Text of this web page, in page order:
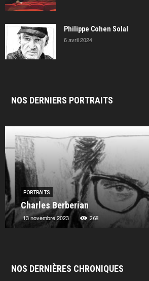
Philippe Cohen Solal
6 avril 2024
NOS DERNIERS PORTRAITS
PORTRAITS
Charles Berberian
13 novembre 2023 268
NOS DERNIÈRES CHRONIQUES